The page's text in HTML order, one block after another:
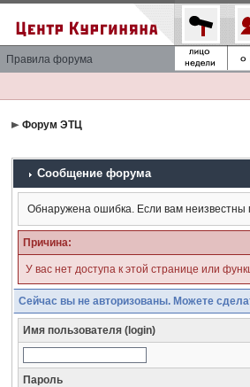
Правила форума
Форум ЭТЦ
Сообщение форума
Обнаружена ошибка. Если вам
Причина:
У вас нет доступа к этой странице или
Сейчас вы не авторизованы. Можете
Имя пользователя (login)
Пароль